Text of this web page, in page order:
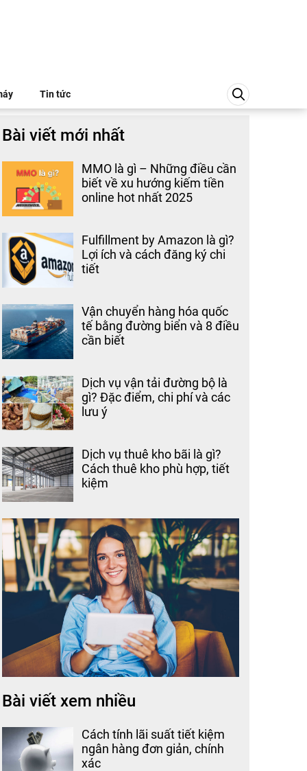
Tin tức
Bài viết mới nhất
MMO là gì – Những điều cần
biết về xu hướng kiếm tiền
online hot nhất 2025
Fulfillment by Amazon là gì?
Lợi ích và cách đăng ký chi
tiết
Vận chuyển hàng hóa quốc
tế bằng đường biển và 8 điều
cần biết
Dịch vụ vận tải đường bộ là
gì? Đặc điểm, chi phí và các
lưu ý
Dịch vụ thuê kho bãi là gì?
Cách thuê kho phù hợp, tiết
kiệm
Bài viết xem nhiều
Cách tính lãi suất tiết kiệm
ngân hàng đơn giản, chính
xác